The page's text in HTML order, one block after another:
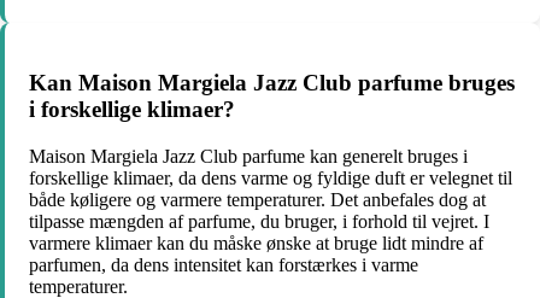
Kan Maison Margiela Jazz Club parfume bruges
i forskellige klimaer?
Maison Margiela Jazz Club parfume kan generelt bruges i
forskellige klimaer, da dens varme og fyldige duft er velegnet til
både køligere og varmere temperaturer. Det anbefales dog at
tilpasse mængden af parfume, du bruger, i forhold til vejret. I
varmere klimaer kan du måske ønske at bruge lidt mindre af
parfumen, da dens intensitet kan forstærkes i varme
temperaturer.